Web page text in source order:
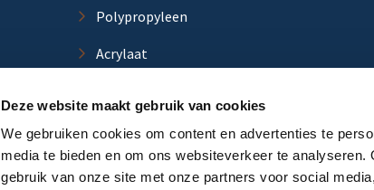
Deze website maakt gebruik van cookies
We gebruiken cookies om content en advertenties te
media te bieden en om ons websiteverkeer te analyseren.
gebruik van onze site met onze partners voor social
Polypropyleen
Acrylaat
Trespa
Lichtbakplaat